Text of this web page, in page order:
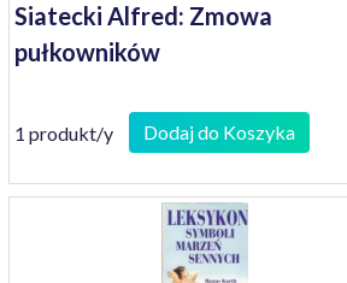
Siatecki Alfred: Zmowa
pułkowników
1 produkt/y Dodaj do Koszyka